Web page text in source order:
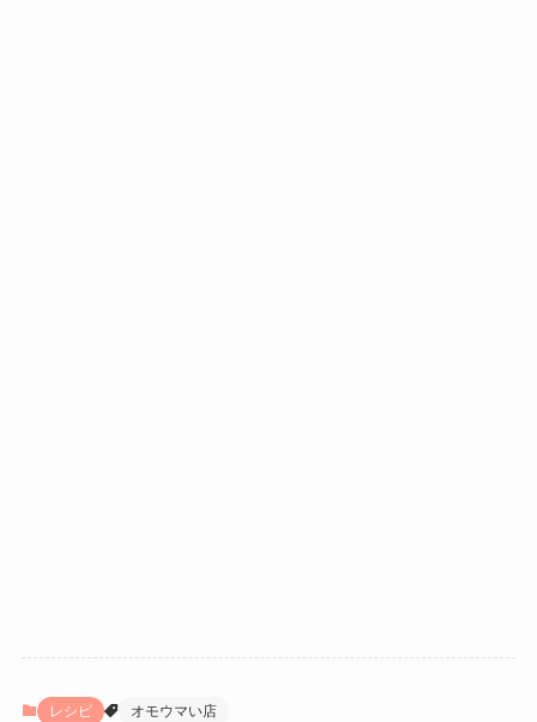
レシピ オモウマい店